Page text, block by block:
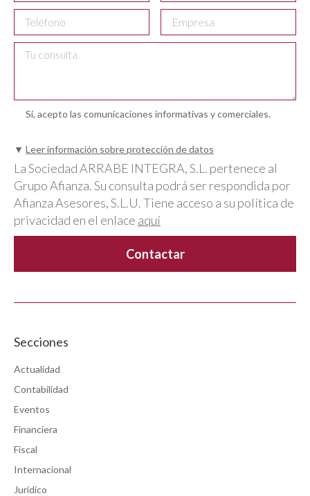
Sí, acepto las comunicaciones informativas y comerciales.
▼ Leer información sobre protección de datos
La Sociedad ARRABE INTEGRA, S.L. pertenece al
Grupo Afianza. Su consulta podrá ser respondida por
Afianza Asesores, S.L.U. Tiene acceso a su política de
privacidad en el enlace aquí
Secciones
Actualidad
Contabilidad
Eventos
Financiera
Fiscal
Internacional
Jurídico